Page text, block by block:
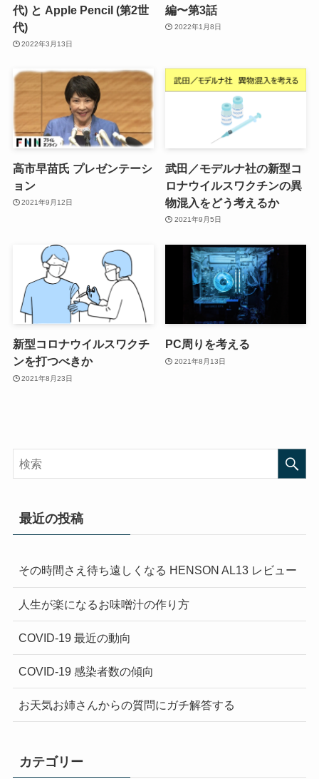
代) と Apple Pencil (第2世
代)
2022年3月13日
編〜第3話
2022年1月8日
高市早苗氏 プレゼンテーシ
ョン
2021年9月12日
武田／モデルナ社の新型コ
ロナウイルスワクチンの異
物混入をどう考えるか
2021年9月5日
新型コロナウイルスワクチ
ンを打つべきか
2021年8月23日
PC周りを考える
2021年8月13日
最近の投稿
その時間さえ待ち遠しくなる HENSON AL13 レビュー
人生が楽になるお味噌汁の作り方
COVID-19 最近の動向
COVID-19 感染者数の傾向
お天気お姉さんからの質問にガチ解答する
カテゴリー